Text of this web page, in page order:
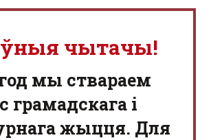
чытачы!
мы ствараем
грамадскага і
жыцця. Для